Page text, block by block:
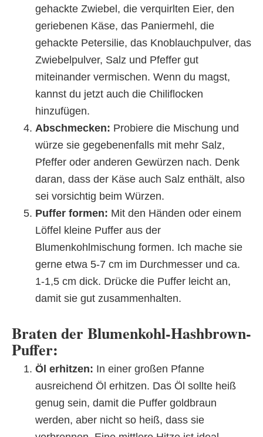
gehackte Zwiebel, die verquirlten Eier, den
geriebenen Käse, das Paniermehl, die
gehackte Petersilie, das Knoblauchpulver, das
Zwiebelpulver, Salz und Pfeffer gut
miteinander vermischen. Wenn du magst,
kannst du jetzt auch die Chiliflocken
hinzufügen.
Abschmecken: Probiere die Mischung und
würze sie gegebenenfalls mit mehr Salz,
Pfeffer oder anderen Gewürzen nach. Denk
daran, dass der Käse auch Salz enthält, also
sei vorsichtig beim Würzen.
Puffer formen: Mit den Händen oder einem
Löffel kleine Puffer aus der
Blumenkohlmischung formen. Ich mache sie
gerne etwa 5-7 cm im Durchmesser und ca.
1-1,5 cm dick. Drücke die Puffer leicht an,
damit sie gut zusammenhalten.
Braten der Blumenkohl-Hashbrown-
Puffer:
Öl erhitzen: In einer großen Pfanne
ausreichend Öl erhitzen. Das Öl sollte heiß
genug sein, damit die Puffer goldbraun
werden, aber nicht so heiß, dass sie